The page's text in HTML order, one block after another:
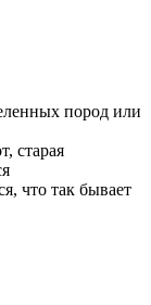
пород или
старая
что так бывает